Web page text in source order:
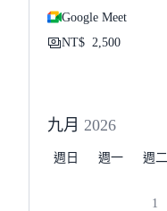
Google Meet
NT$ 2,500
九月 2026
週日 週一 週二
1